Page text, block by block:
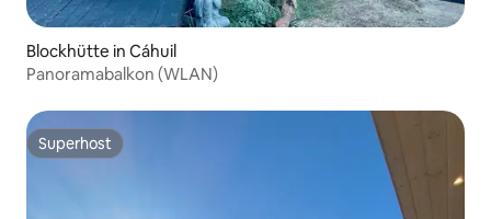
Blockhütte in Cáhuil
Panoramabalkon (WLAN)
Superhost
Superhost